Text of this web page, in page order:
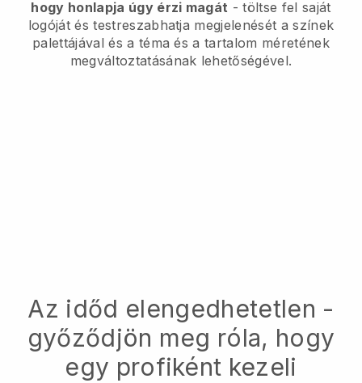
hogy honlapja úgy érzi magát - töltse fel saját
logóját és testreszabhatja megjelenését a színek
palettájával és a téma és a tartalom méretének
megváltoztatásának lehetőségével.
Az időd elengedhetetlen -
győződjön meg róla, hogy
egy profiként kezeli